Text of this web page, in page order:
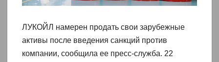
ЛУКОЙЛ намерен продать свои зарубежные
активы после введения санкций против
компании, сообщила ее пресс-служба. 22